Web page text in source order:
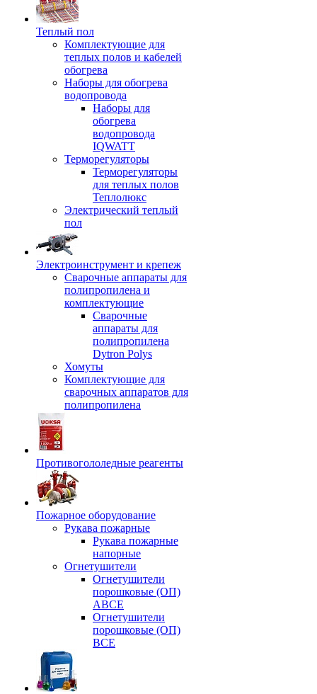
Теплый пол
Комплектующие для
теплых полов и кабелей
обогрева
Наборы для обогрева
водопровода
Наборы для
обогрева
водопровода
IQWATT
Терморегуляторы
Терморегуляторы
для теплых полов
Теплолюкс
Электрический теплый
пол
Электроинструмент и крепеж
Сварочные аппараты для
полипропилена и
комплектующие
Сварочные
аппараты для
полипропилена
Dytron Polys
Хомуты
Комплектующие для
сварочных аппаратов для
полипропилена
Противогололедные реагенты
Пожарное оборудование
Рукава пожарные
Рукава пожарные
напорные
Огнетушители
Огнетушители
порошковые (ОП)
АВСЕ
Огнетушители
порошковые (ОП)
ВСЕ